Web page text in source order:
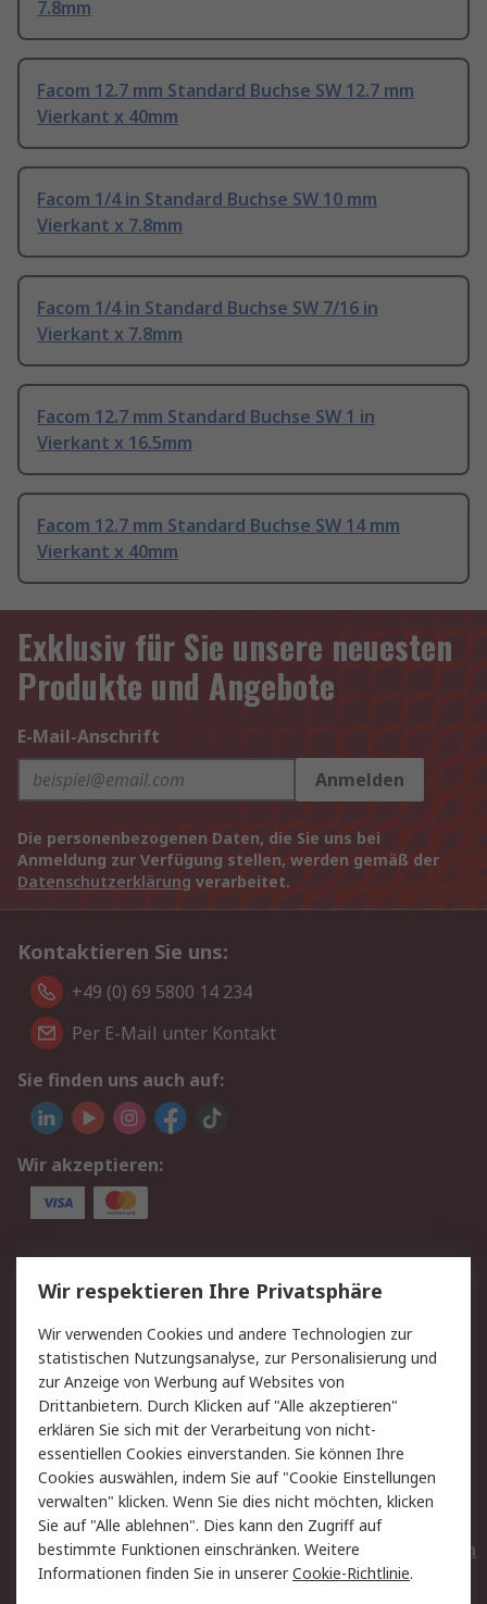
7.8mm
Facom 12.7 mm Standard Buchse SW 12.7 mm
Vierkant x 40mm
Facom 1/4 in Standard Buchse SW 10 mm
Vierkant x 7.8mm
Facom 1/4 in Standard Buchse SW 7/16 in
Vierkant x 7.8mm
Facom 12.7 mm Standard Buchse SW 1 in
Vierkant x 16.5mm
Facom 12.7 mm Standard Buchse SW 14 mm
Vierkant x 40mm
Exklusiv für Sie unsere neuesten
Produkte und Angebote
E-Mail-Anschrift
Anmelden
Die personenbezogenen Daten, die Sie uns bei
Anmeldung zur Verfügung stellen, werden gemäß der
Datenschutzerklärung verarbeitet.
Kontaktieren Sie uns:
+49 (0) 69 5800 14 234
Per E-Mail unter Kontakt
Sie finden uns auch auf:
Wir akzeptieren:
Service
Value Added Services
Lieferlösungen
Rücksendungen
Kontakt
Hilfe
Privatkunden
Rechtliches
AGB
Datenschutz
Cookie-Richtlinie
Zahlungsbedingungen
Copyright/Impressum
Entsorgung
Elektrogeräte/Batterien
Wir respektieren Ihre Privatsphäre
Wir verwenden Cookies und andere Technologien zur
statistischen Nutzungsanalyse, zur Personalisierung und
zur Anzeige von Werbung auf Websites von
Drittanbietern. Durch Klicken auf "Alle akzeptieren"
erklären Sie sich mit der Verarbeitung von nicht-
essentiellen Cookies einverstanden. Sie können Ihre
Cookies auswählen, indem Sie auf "Cookie Einstellungen
verwalten" klicken. Wenn Sie dies nicht möchten, klicken
Sie auf "Alle ablehnen". Dies kann den Zugriff auf
bestimmte Funktionen einschränken. Weitere
Informationen finden Sie in unsererCookie-Richtlinie.